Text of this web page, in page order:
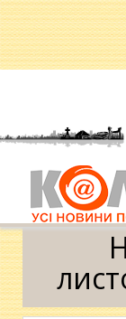
Головна »
Календар